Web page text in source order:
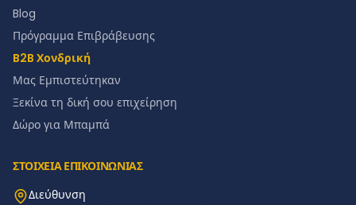
Blog
Πρόγραμμα Επιβράβευσης
B2B Χονδρική
Μας Εμπιστεύτηκαν
Ξεκίνα τη δική σου επιχείρηση
Δώρο για Μπαμπά
ΣΤΟΙΧΕΙΑ ΕΠΙΚΟΙΝΩΝΙΑΣ
Διεύθυνση